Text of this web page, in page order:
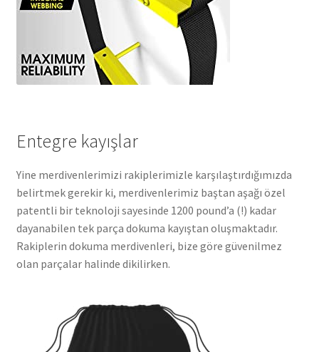
Entegre kayışlar
Yine merdivenlerimizi rakiplerimizle karşılaştırdığımızda
belirtmek gerekir ki, merdivenlerimiz baştan aşağı özel
patentli bir teknoloji sayesinde 1200 pound’a (!) kadar
dayanabilen tek parça dokuma kayıştan oluşmaktadır.
Rakiplerin dokuma merdivenleri, bize göre güvenilmez
olan parçalar halinde dikilirken.